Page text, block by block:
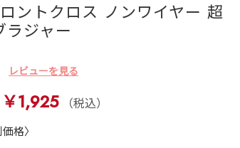
ロントクロス ノンワイヤー 超
ラジャー
レビューを見る
￥1,925 （税込）
格〉